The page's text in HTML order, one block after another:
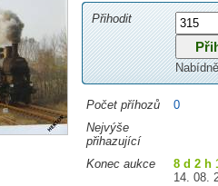
Přihodit
Počet příhozů
0
Nejvýše
přihazující
Konec aukce
8 d 2 h
14. 08.